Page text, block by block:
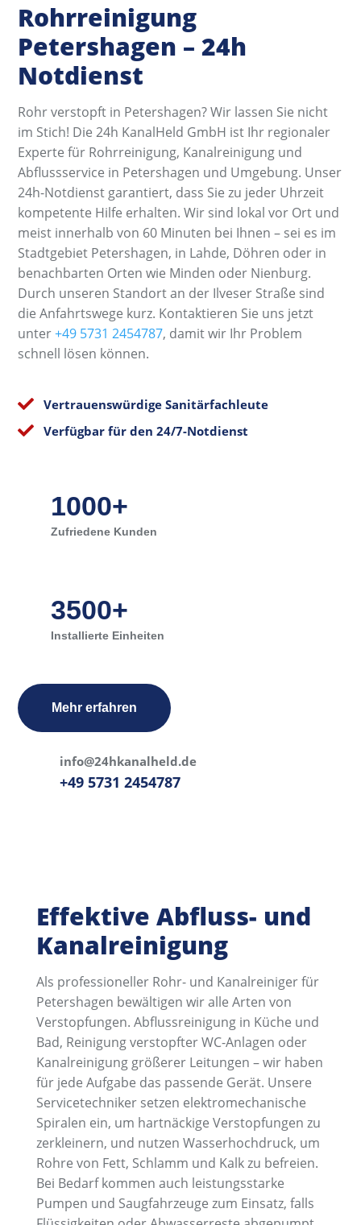
Rohrreinigung
Petershagen – 24h
Notdienst
Rohr verstopft in Petershagen? Wir lassen Sie nicht
im Stich! Die 24h KanalHeld GmbH ist Ihr regionaler
Experte für Rohrreinigung, Kanalreinigung und
Abflussservice in Petershagen und Umgebung. Unser
24h-Notdienst garantiert, dass Sie zu jeder Uhrzeit
kompetente Hilfe erhalten. Wir sind lokal vor Ort und
meist innerhalb von 60 Minuten bei Ihnen – sei es im
Stadtgebiet Petershagen, in Lahde, Döhren oder in
benachbarten Orten wie Minden oder Nienburg.
Durch unseren Standort an der Ilveser Straße sind
die Anfahrtswege kurz. Kontaktieren Sie uns jetzt
unter+49 5731 2454787, damit wir Ihr Problem
schnell lösen können.
 Vertrauenswürdige Sanitärfachleute
 Verfügbar für den 24/7-Notdienst
1000+
Zufriedene Kunden
3500+
Installierte Einheiten
Mehr erfahren
info@24hkanalheld.de
+49 5731 2454787
Effektive Abfluss- und
Kanalreinigung
Als professioneller Rohr- und Kanalreiniger für
Petershagen bewältigen wir alle Arten von
Verstopfungen. Abflussreinigung in Küche und
Bad, Reinigung verstopfter WC-Anlagen oder
Kanalreinigung größerer Leitungen – wir haben
für jede Aufgabe das passende Gerät. Unsere
Servicetechniker setzen elektromechanische
Spiralen ein, um hartnäckige Verstopfungen zu
zerkleinern, und nutzen Wasserhochdruck, um
Rohre von Fett, Schlamm und Kalk zu befreien.
Bei Bedarf kommen auch leistungsstarke
Pumpen und Saugfahrzeuge zum Einsatz, falls